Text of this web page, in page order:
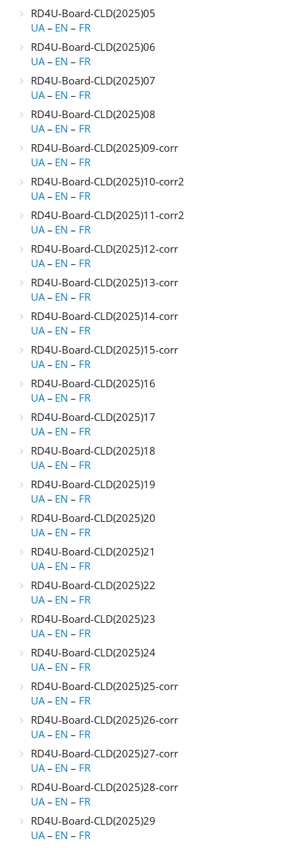
RD4U-Board-CLD(2025)05
UA – EN– FR
RD4U-Board-CLD(2025)06
UA – EN– FR
RD4U-Board-CLD(2025)07
UA – EN– FR
RD4U-Board-CLD(2025)08
UA – EN– FR
RD4U-Board-CLD(2025)09-corr
UA – EN– FR
RD4U-Board-CLD(2025)10-corr2
UA – EN– FR
RD4U-Board-CLD(2025)11-corr2
UA – EN– FR
RD4U-Board-CLD(2025)12-corr
UA – EN– FR
RD4U-Board-CLD(2025)13-corr
UA – EN– FR
RD4U-Board-CLD(2025)14-corr
UA – EN– FR
RD4U-Board-CLD(2025)15-corr
UA – EN– FR
RD4U-Board-CLD(2025)16
UA – EN– FR
RD4U-Board-CLD(2025)17
UA – EN– FR
RD4U-Board-CLD(2025)18
UA – EN– FR
RD4U-Board-CLD(2025)19
UA – EN– FR
RD4U-Board-CLD(2025)20
UA – EN– FR
RD4U-Board-CLD(2025)21
UA – EN– FR
RD4U-Board-CLD(2025)22
UA – EN– FR
RD4U-Board-CLD(2025)23
UA – EN– FR
RD4U-Board-CLD(2025)24
UA – EN– FR
RD4U-Board-CLD(2025)25-corr
UA – EN– FR
RD4U-Board-CLD(2025)26-corr
UA – EN– FR
RD4U-Board-CLD(2025)27-corr
UA – EN – FR
RD4U-Board-CLD(2025)28-corr
UA – EN – FR
RD4U-Board-CLD(2025)29
UA – EN– FR